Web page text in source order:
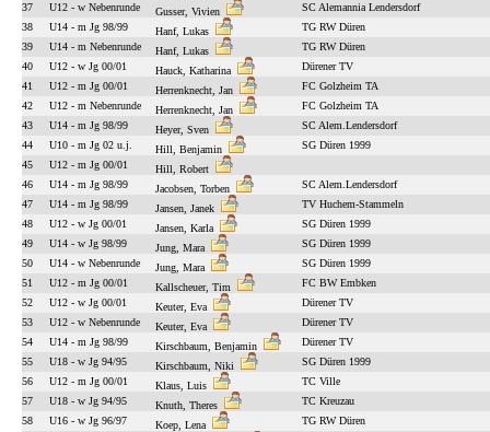
37
U12 - w Nebenrunde Gusser, Vivien
SC Alemannia Lendersdorf
38
U14 - m Jg 98/99 Hanf, Lukas
TG RW Düren
39
U14 - m Nebenrunde Hanf, Lukas
TG RW Düren
40
U12 - w Jg 00/01 Hauck, Katharina
Dürener TV
41
U12 - m Jg 00/01 Herrenknecht, Jan
FC Golzheim TA
42
U12 - m Nebenrunde Herrenknecht, Jan
FC Golzheim TA
43
U14 - m Jg 98/99 Heyer, Sven
SC Alem.Lendersdorf
44
U10 - m Jg 02 u.j. Hill, Benjamin
SG Düren 1999
45
U12 - m Jg 00/01
Hill, Robert
46
U14 - m Jg 98/99 Jacobsen, Torben
SC Alem.Lendersdorf
47
U14 - m Jg 98/99 Jansen, Janek
TV Huchem-Stammeln
48
U12 - w Jg 00/01 Jansen, Karla
SG Düren 1999
49
U14 - w Jg 98/99 Jung, Mara
SG Düren 1999
50
U14 - w Nebenrunde Jung, Mara
SG Düren 1999
51
U12 - m Jg 00/01 Kallscheuer, Tim
FC BW Embken
52
U12 - w Jg 00/01 Keuter, Eva
Dürener TV
53
U12 - w Nebenrunde Keuter, Eva
Dürener TV
54
U14 - m Jg 98/99 Kirschbaum, Benjamin
Dürener TV
55
U18 - w Jg 94/95 Kirschbaum, Niki
SG Düren 1999
56
U12 - m Jg 00/01 Klaus, Luis
TC Ville
57
U18 - w Jg 94/95 Knuth, Theres
TC Kreuzau
58
U16 - w Jg 96/97 Koep, Lena
TG RW Düren